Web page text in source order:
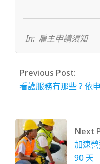
25
In: 雇主申請須知
Previous Post:
看護服務有那些 ? 依
Next
加速
90 天